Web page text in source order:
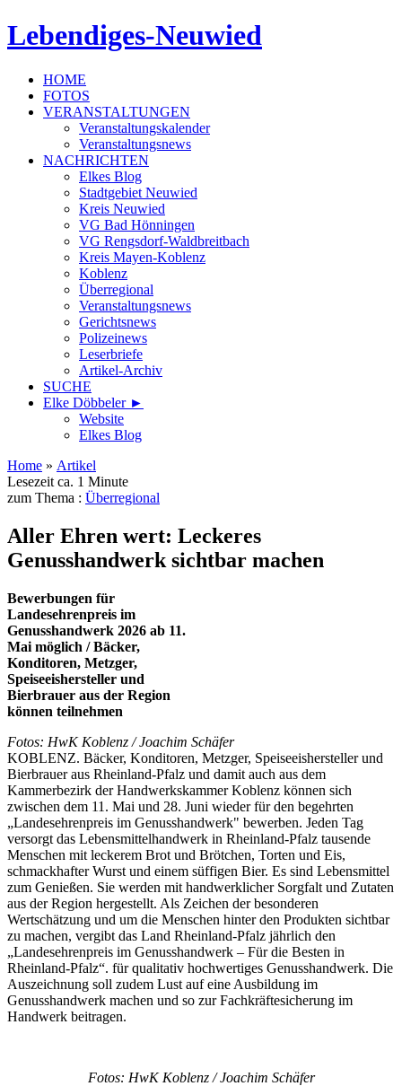
Lebendiges-Neuwied
HOME
FOTOS
VERANSTALTUNGEN
Veranstaltungskalender
Veranstaltungsnews
NACHRICHTEN
Elkes Blog
Stadtgebiet Neuwied
Kreis Neuwied
VG Bad Hönningen
VG Rengsdorf-Waldbreitbach
Kreis Mayen-Koblenz
Koblenz
Überregional
Veranstaltungsnews
Gerichtsnews
Polizeinews
Leserbriefe
Artikel-Archiv
SUCHE
Elke Döbbeler ►
Website
Elkes Blog
Home » Artikel
Lesezeit ca. 1 Minute
zum Thema : Überregional
Aller Ehren wert: Leckeres
Genusshandwerk sichtbar machen
Bewerbungen für
Landesehrenpreis im
Genusshandwerk 2026 ab 11.
Mai möglich / Bäcker,
Konditoren, Metzger,
Speiseeishersteller und
Bierbrauer aus der Region
können teilnehmen
Fotos: HwK Koblenz / Joachim Schäfer
KOBLENZ. Bäcker, Konditoren, Metzger, Speiseeishersteller und
Bierbrauer aus Rheinland-Pfalz und damit auch aus dem
Kammerbezirk der Handwerkskammer Koblenz können sich
zwischen dem 11. Mai und 28. Juni wieder für den begehrten
„Landesehrenpreis im Genusshandwerk" bewerben. Jeden Tag
versorgt das Lebensmittelhandwerk in Rheinland-Pfalz tausende
Menschen mit leckerem Brot und Brötchen, Torten und Eis,
schmackhafter Wurst und einem süffigen Bier. Es sind Lebensmittel
zum Genießen. Sie werden mit handwerklicher Sorgfalt und Zutaten
aus der Region hergestellt. Als Zeichen der besonderen
Wertschätzung und um die Menschen hinter den Produkten sichtbar
zu machen, vergibt das Land Rheinland-Pfalz jährlich den
„Landesehrenpreis im Genusshandwerk – Für die Besten in
Rheinland-Pfalz“. für qualitativ hochwertiges Genusshandwerk. Die
Auszeichnung soll zudem Lust auf eine Ausbildung im
Genusshandwerk machen und so zur Fachkräftesicherung im
Handwerk beitragen.
Fotos: HwK Koblenz / Joachim Schäfer